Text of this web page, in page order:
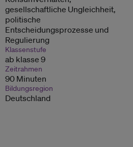
gesellschaftliche Ungleichheit,
politische
Entscheidungsprozesse und
Regulierung
Klassenstufe
ab klasse 9
Zeitrahmen
90 Minuten
Bildungsregion
Deutschland